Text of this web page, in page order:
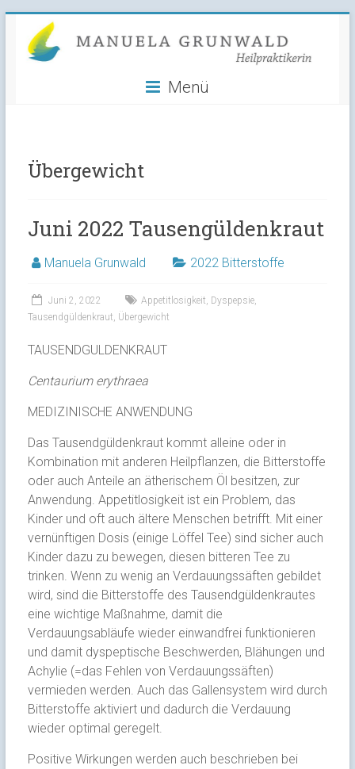
content
Manuela
Grunwald
Menü
Übergewicht
Juni 2022 Tausengüldenkraut
Manuela Grunwald 2022 Bitterstoffe
Juni 2, 2022 Appetitlosigkeit Dyspepsie,
Tausendgüldenkraut Übergewicht
TAUSENDGULDENKRAUT
Centaurium erythraea
MEDIZINISCHE ANWENDUNG
Das Tausendgüldenkraut kommt alleine oder in
Kombination mit anderen Heilpflanzen, die Bitterstoffe
oder auch Anteile an ätherischem Öl besitzen, zur
Anwendung. Appetitlosigkeit ist ein Problem, das
Kinder und oft auch ältere Menschen betrifft. Mit einer
vernünftigen Dosis (einige Löffel Tee) sind sicher auch
Kinder dazu zu bewegen, diesen bitteren Tee zu
trinken. Wenn zu wenig an Verdauungssäften gebildet
wird, sind die Bitterstoffe des Tausendgüldenkrautes
eine wichtige Maßnahme, damit die
Verdauungsabläufe wieder einwandfrei funktionieren
und damit dyspeptische Beschwerden, Blähungen und
Achylie (=das Fehlen von Verdauungssäften)
vermieden werden. Auch das Gallensystem wird durch
Bitterstoffe aktiviert und dadurch die Verdauung
wieder optimal geregelt.
Positive Wirkungen werden auch beschrieben bei